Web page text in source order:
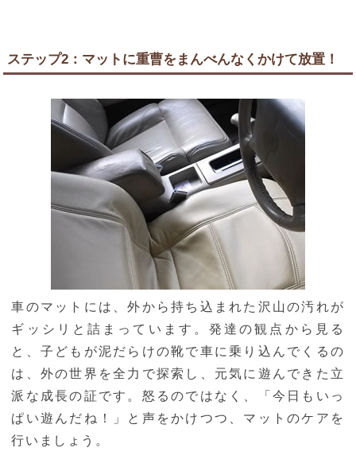
ステップ2：マットに重曹をまんべんなくかけて放置！
車のマットには、外から持ち込まれた沢山の汚れが
ギッシリと詰まっています。発達の観点から見る
と、子どもが泥だらけの靴で車に乗り込んでくるの
は、外の世界を全力で探索し、元気に遊んできた立
派な成長の証です。怒るのではなく、「今日もいっ
ぱい遊んだね！」と声をかけつつ、マットのケアを
行いましょう。